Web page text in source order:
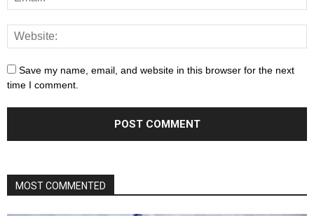
Save my name, email, and website in this browser for the next
time I comment.
MOST COMMENTED